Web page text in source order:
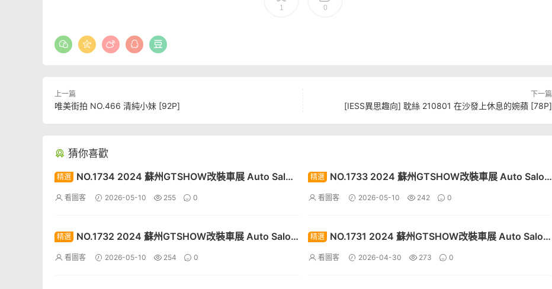
1 0
上一篇
唯美街拍 NO.466 清純小妹 [92P]
下一篇
[IESS異思趣向] 耽絲 210801 在沙發上休息的婉蘋 [78P]
猜你喜歡
精選
NO.1734 2024 蘇州GTSHOW改裝車展 Auto Salon
Racing Model 123[30P]
看圖客 2026-05-10 255 0
精選
NO.1733 2024 蘇州GTSHOW改裝車展 Auto Salon
Racing Model 122[30P]
看圖客 2026-05-10 242 0
精選
NO.1732 2024 蘇州GTSHOW改裝車展 Auto Salon
Racing Model 121[30P]
看圖客 2026-05-10 254 0
精選
NO.1731 2024 蘇州GTSHOW改裝車展 Auto Salon
Racing Model 120[30P]
看圖客 2026-04-30 273 0